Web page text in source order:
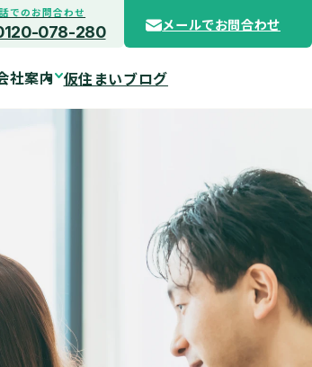
でのお問合わせ
078-280 メールでお問合わせ
社案内 仮住まいブログ